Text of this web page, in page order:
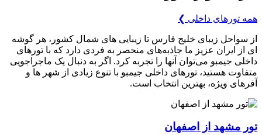
همه تورهای داخلی ❯
از سواحل زیبای خلیج فارس تا زیبایی های شمال کشور، هر گوشه
ای از ایران عزیز ما جاذبه‌های منحصر به فردی دارد که با تورهای
داخلی جیمبو می‌توان آنها را تجربه کرد. اگر به دنبال یک ماجراجویی
متفاوت هستید، تورهای داخلی جیمبو با تنوع زیادی از شهر ها و
آفرهای ویژه، بهترین انتخاب است.
تور مشهد از اصفهان